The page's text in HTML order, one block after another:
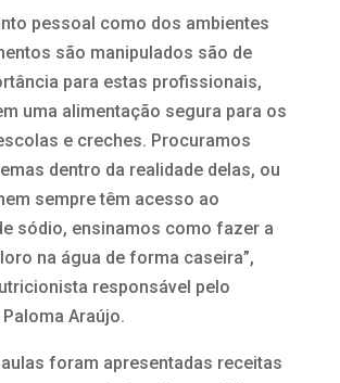
pessoal como dos ambientes
são manipulados são de
para estas profissionais,
uma alimentação segura para os
e creches. Procuramos
dentro da realidade delas, ou
sempre têm acesso ao
sódio, ensinamos como fazer a
na água de forma caseira”,
responsável pelo
Araújo.
foram apresentadas receitas